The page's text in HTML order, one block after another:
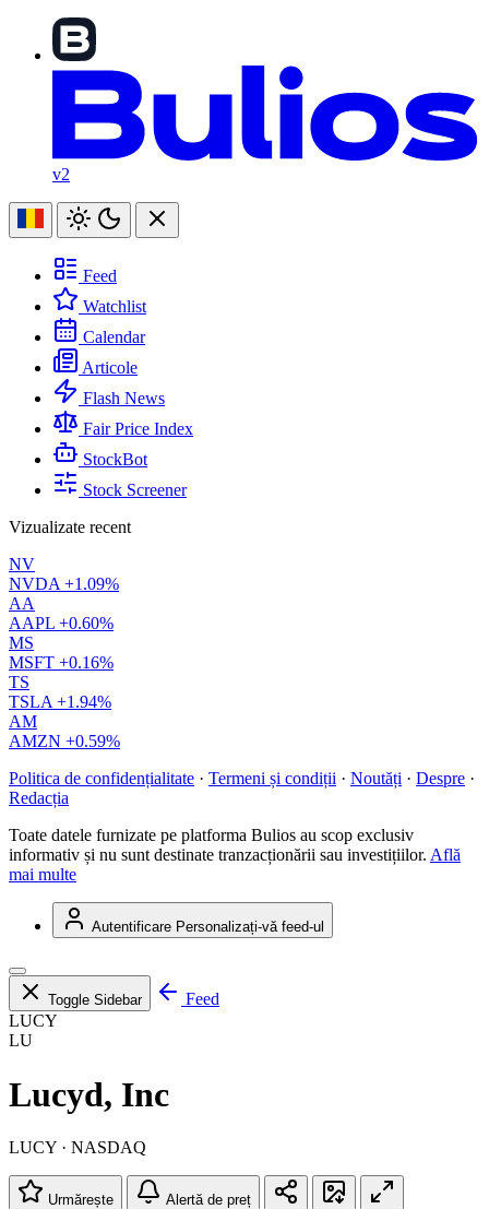
v2
Feed
Watchlist
Calendar
Articole
Flash News
Fair Price Index
StockBot
Stock Screener
Vizualizate recent
NV
NVDA +1.09%
AA
AAPL +0.60%
MS
MSFT +0.16%
TS
TSLA +1.94%
AM
AMZN +0.59%
Politica de confidențialitate · Termeni și condiții · Noutăți · Despre ·
Redacția
Toate datele furnizate pe platforma Bulios au scop exclusiv
informativ și nu sunt destinate tranzacționării sau investițiilor. Află
mai multe
Autentificare Personalizați-vă feed-ul
Toggle Sidebar
Feed
LUCY
LU
Lucyd, Inc
LUCY · NASDAQ
Urmărește Alertă de preț